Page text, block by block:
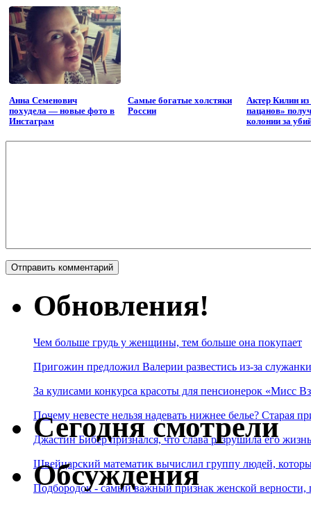
Анна Семенович
похудела — новые фото в
Инстаграм
Самые богатые холстяки
России
Актер Килин
пацанов»
колонии за
Обновления!
Чем больше грудь у женщины, тем больше она покупает
Пригожин предложил Валерии развестись из-за
За кулисами конкурса красоты для пенсионерок «Мисс
Почему невесте нельзя надевать нижнее белье? Старая
Джастин Бибер признался, что слава разрушила его
Швейцарский математик вычислил группу людей,
Подбородок - самый важный признак женской
Сегодня смотрели
Обсуждения